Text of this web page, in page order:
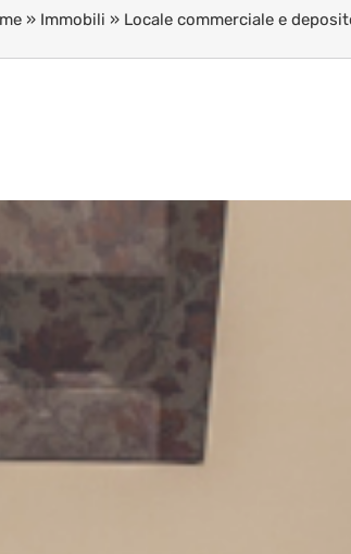
» Immobili » Locale commerciale e